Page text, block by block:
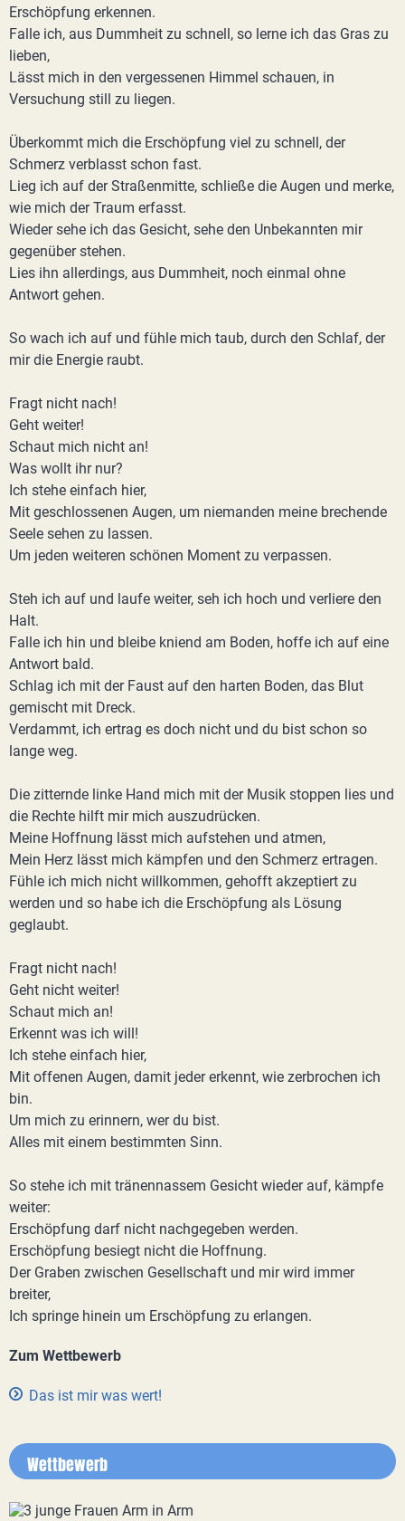
Erschöpfung erkennen.
Falle ich, aus Dummheit zu schnell, so lerne ich das Gras zu
lieben,
Lässt mich in den vergessenen Himmel schauen, in
Versuchung still zu liegen.
Überkommt mich die Erschöpfung viel zu schnell, der
Schmerz verblasst schon fast.
Lieg ich auf der Straßenmitte, schließe die Augen und merke,
wie mich der Traum erfasst.
Wieder sehe ich das Gesicht, sehe den Unbekannten mir
gegenüber stehen.
Lies ihn allerdings, aus Dummheit, noch einmal ohne
Antwort gehen.
So wach ich auf und fühle mich taub, durch den Schlaf, der
mir die Energie raubt.
Fragt nicht nach!
Geht weiter!
Schaut mich nicht an!
Was wollt ihr nur?
Ich stehe einfach hier,
Mit geschlossenen Augen, um niemanden meine brechende
Seele sehen zu lassen.
Um jeden weiteren schönen Moment zu verpassen.
Steh ich auf und laufe weiter, seh ich hoch und verliere den
Halt.
Falle ich hin und bleibe kniend am Boden, hoffe ich auf eine
Antwort bald.
Schlag ich mit der Faust auf den harten Boden, das Blut
gemischt mit Dreck.
Verdammt, ich ertrag es doch nicht und du bist schon so
lange weg.
Die zitternde linke Hand mich mit der Musik stoppen lies und
die Rechte hilft mir mich auszudrücken.
Meine Hoffnung lässt mich aufstehen und atmen,
Mein Herz lässt mich kämpfen und den Schmerz ertragen.
Fühle ich mich nicht willkommen, gehofft akzeptiert zu
werden und so habe ich die Erschöpfung als Lösung
geglaubt.
Fragt nicht nach!
Geht nicht weiter!
Schaut mich an!
Erkennt was ich will!
Ich stehe einfach hier,
Mit offenen Augen, damit jeder erkennt, wie zerbrochen ich
bin.
Um mich zu erinnern, wer du bist.
Alles mit einem bestimmten Sinn.
So stehe ich mit tränennassem Gesicht wieder auf, kämpfe
weiter:
Erschöpfung darf nicht nachgegeben werden.
Erschöpfung besiegt nicht die Hoffnung.
Der Graben zwischen Gesellschaft und mir wird immer
breiter,
Ich springe hinein um Erschöpfung zu erlangen.
Zum Wettbewerb
Das ist mir was wert!
Wettbewerb